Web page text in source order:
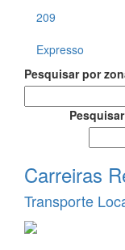
209
Expresso
Pesquisar por
Carreiras
Transporte